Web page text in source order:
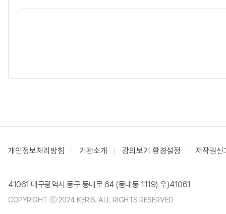
개인정보처리방침 기관소개 강의보기 환경설정 저작권신
41061 대구광역시 동구 동내로 64 (동내동 1119) 우)41061
COPYRIGHT ⓒ 2024 KERIS. ALL RIGHTS RESERVED